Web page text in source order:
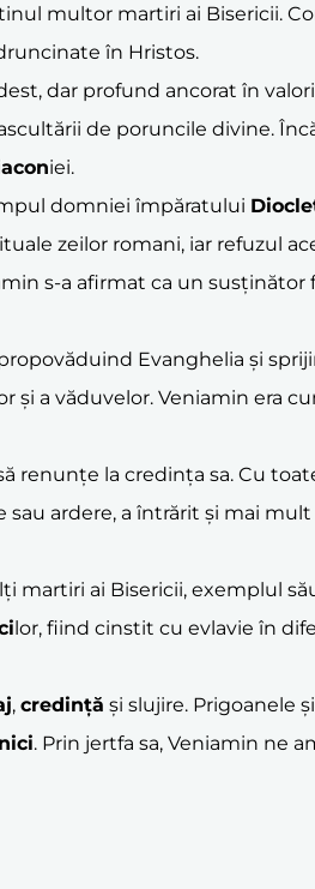
multor martiri ai Bisericii.
în Hristos.
dar profund ancorat în
de poruncile divine.
iei.
domniei împăratului
zeilor romani, iar refuzul
s-a afirmat ca un susținător
Evanghelia și
și a văduvelor. Veniamin era
renunțe la credința sa. Cu
sau ardere, a întrărit și mai
martiri ai Bisericii, exemplul
lor, fiind cinstit cu evlavie în
, credință și slujire. Prigoanele
. Prin jertfa sa, Veniamin ne